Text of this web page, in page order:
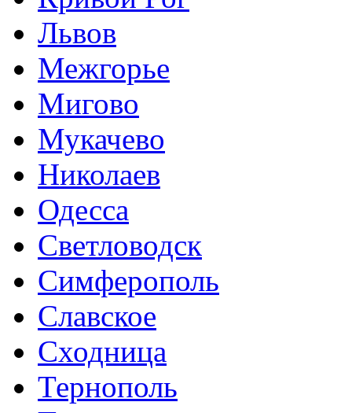
Львов
Межгорье
Мигово
Мукачево
Николаев
Одесса
Светловодск
Симферополь
Славское
Сходница
Тернополь